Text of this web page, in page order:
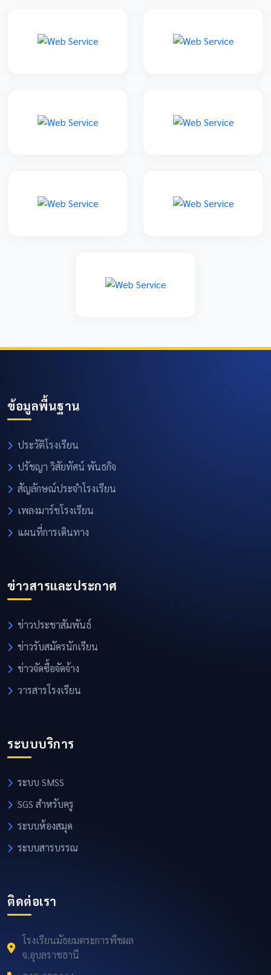
ข้อมูลพื้นฐาน
ประวัติโรงเรียน
ปรัชญา วิสัยทัศน์ พันธกิจ
สัญลักษณ์ประจำโรงเรียน
เพลงมาร์ชโรงเรียน
แผนที่การเดินทาง
ข่าวสารและประกาศ
ข่าวประชาสัมพันธ์
ข่าวรับสมัครนักเรียน
ข่าวจัดซื้อจัดจ้าง
วารสารโรงเรียน
ระบบบริการ
ระบบ SMSS
SGS สำหรับครู
ระบบห้องสมุด
ระบบสารบรรณ
ติดต่อเรา
โรงเรียนมัธยมตระการพืชผล
จ.อุบลราชธานี